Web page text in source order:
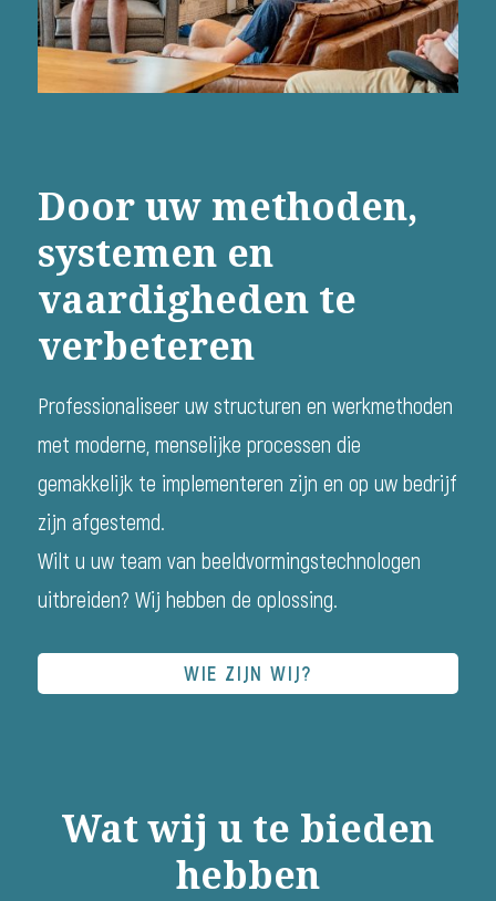
Door uw methoden,
systemen en
vaardigheden te
verbeteren
Professionaliseer uw structuren en werkmethoden
met moderne, menselijke processen die
gemakkelijk te implementeren zijn en op uw bedrijf
zijn afgestemd.
Wilt u uw team van beeldvormingstechnologen
uitbreiden? Wij hebben de oplossing.
WIE ZIJN WIJ?
Wat wij u te bieden
hebben